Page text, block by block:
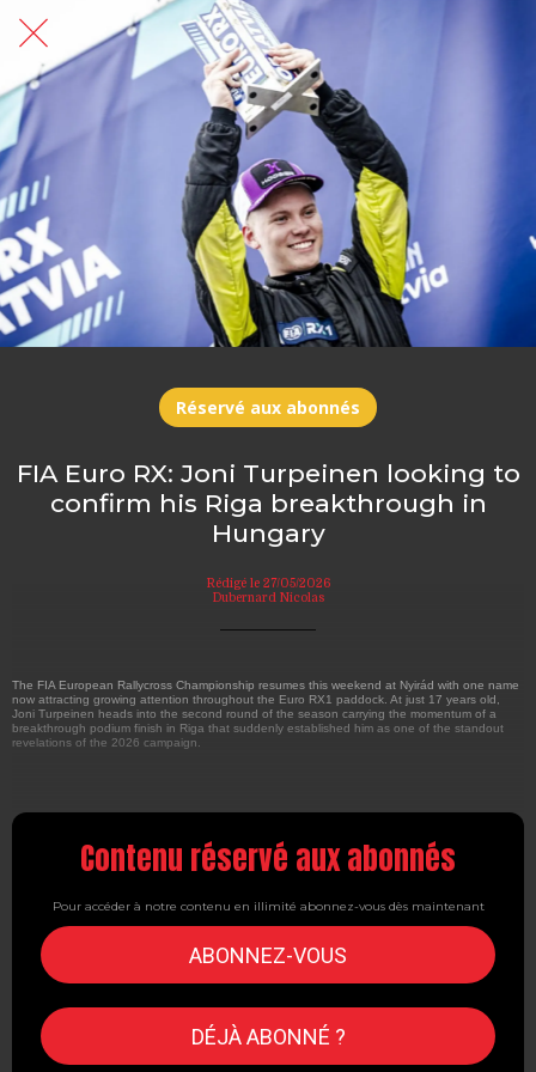
Réservé aux abonnés
FIA Euro RX: Joni Turpeinen looking to
confirm his Riga breakthrough in
Hungary
Rédigé le 27/05/2026
Dubernard Nicolas
The FIA European Rallycross Championship resumes this weekend at Nyirád with one name
now attracting growing attention throughout the Euro RX1 paddock. At just 17 years old,
Joni Turpeinen heads into the second round of the season carrying the momentum of a
breakthrough podium finish in Riga that suddenly established him as one of the standout
revelations of the 2026 campaign.
Contenu réservé aux abonnés
Pour accéder à notre contenu en illimité abonnez-vous dès maintenant
ABONNEZ-VOUS
DÉJÀ ABONNÉ ?